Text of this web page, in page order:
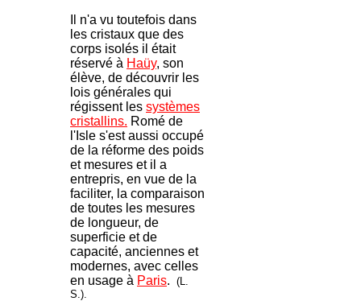
Il n'a vu toutefois dans
les cristaux que des
corps isolés il était
réservé à Haüy, son
élève, de découvrir les
lois générales qui
régissent les systèmes
cristallins. Romé de
l'Isle s'est aussi occupé
de la réforme des poids
et mesures et il a
entrepris, en vue de la
faciliter, la comparaison
de toutes les mesures
de longueur, de
superficie et de
capacité, anciennes et
modernes, avec celles
en usage à Paris. (L.
S.).